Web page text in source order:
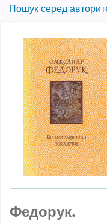
Пошук серед
Федорук.